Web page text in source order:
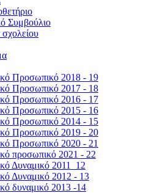
Συμβούλιο
Προσωπικό 2018 - 19
Προσωπικό 2017 - 18
Προσωπικό 2016 - 17
Προσωπικό 2015 - 16
Προσωπικό 2014 - 15
Προσωπικό 2019 - 20
Προσωπικό 2020 - 21
προσωπικό 2021 - 22
Δυναμικό 2011_12
Δυναμικό 2012 - 13
δυναμικό 2013 -14